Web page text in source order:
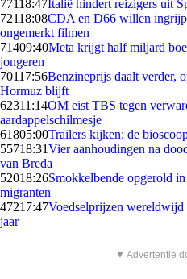
77118:47Italië hindert reizigers uit
72118:08CDA en D66 willen
ongemerkt filmen
71409:40Meta krijgt half miljard
jongeren
70117:56Benzineprijs daalt verder,
Hormuz blijft
62311:14OM eist TBS tegen
aardappelschilmesje
61805:00Trailers kijken: de
55718:31Vier aanhoudingen na
van Breda
52018:26Smokkelbende opgerold
migranten
47217:47Voedselprijzen
jaar
▼ Advertentie